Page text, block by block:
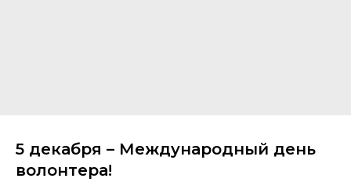
5 декабря – Международный день
волонтера!